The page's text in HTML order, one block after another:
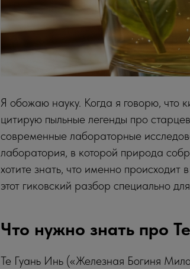
Я обожаю науку. Когда я говорю, что
цитирую пыльные легенды про
современные лабораторные
лаборатория, в которой природа
хотите знать, что именно происходит
этот гиковский разбор специально
Что нужно знать про
Те Гуань Инь («Железная Богиня